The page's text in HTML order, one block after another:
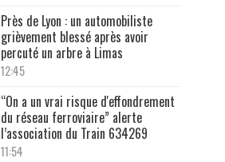
Près de Lyon : un automobiliste
grièvement blessé après avoir
percuté un arbre à Limas
12:45
“On a un vrai risque d'effondrement
du réseau ferroviaire” alerte
l’association du Train 634269
11:54